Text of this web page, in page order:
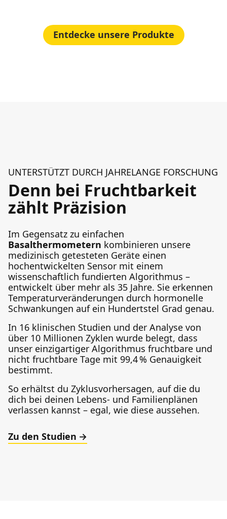
Entdecke unsere Produkte
UNTERSTÜTZT DURCH JAHRELANGE FORSCHUNG
Denn bei Fruchtbarkeit
zählt Präzision
Im Gegensatz zu einfachen
Basalthermometern kombinieren unsere
medizinisch getesteten Geräte einen
hochentwickelten Sensor mit einem
wissenschaftlich fundierten Algorithmus –
entwickelt über mehr als 35 Jahre. Sie erkennen
Temperaturveränderungen durch hormonelle
Schwankungen auf ein Hundertstel Grad genau.
In 16 klinischen Studien und der Analyse von
über 10 Millionen Zyklen wurde belegt, dass
unser einzigartiger Algorithmus fruchtbare und
nicht fruchtbare Tage mit 99,4 % Genauigkeit
bestimmt.
So erhältst du Zyklusvorhersagen, auf die du
dich bei deinen Lebens- und Familienplänen
verlassen kannst – egal, wie diese aussehen.
Zu den Studien